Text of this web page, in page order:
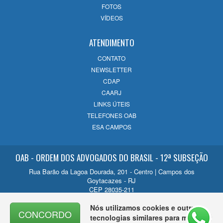
14/07/2026
FOTOS
VÍDEOS
ATENDIMENTO
CONTATO
NEWSLETTER
CDAP
CAARJ
LINKS ÚTEIS
TELEFONES OAB
ESA CAMPOS
OAB - ORDEM DOS ADVOGADOS DO BRASIL - 12ª SUBSEÇÃO
Rua Barão da Lagoa Dourada, 201 - Centro | Campos dos
Goytacazes - RJ
CEP 28035-211
(22) 2726-1200
CONCORDO
Nós utilizamos cookies e outras
tecnologias similares para melhorar